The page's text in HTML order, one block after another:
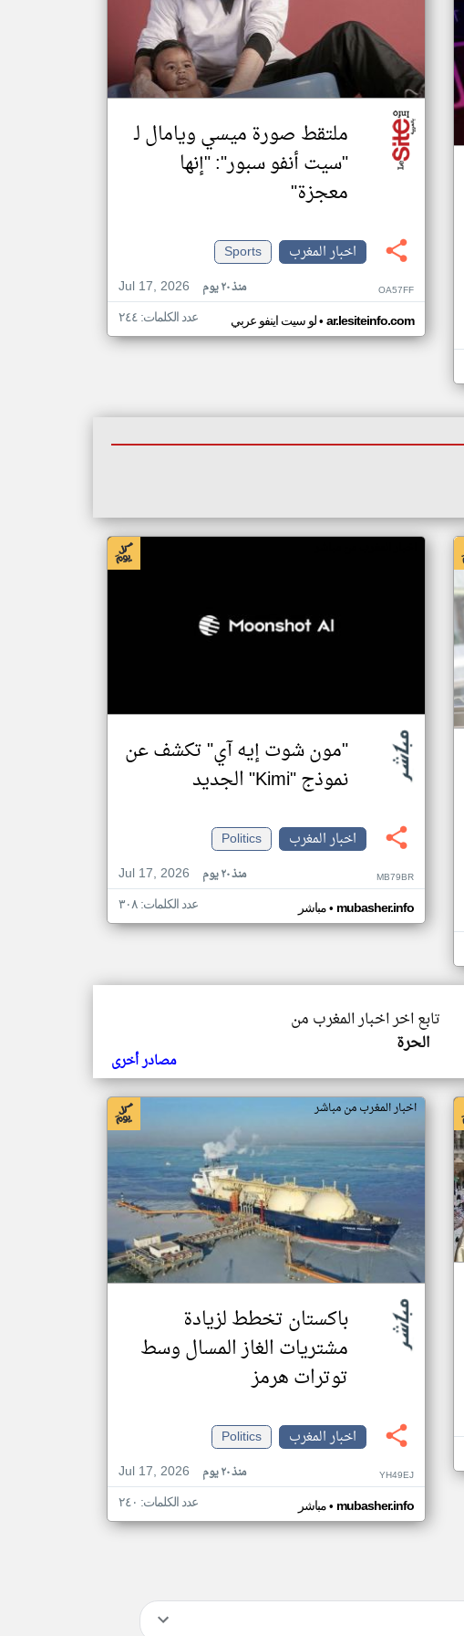
ملتقط صورة ميسي ويامال لـ
"سيت أنفو سبور": "إنها
معجزة"
اخبار المغرب
Sports
Jul 17, 2026
منذ ٢٠ يوم OA57FF
لو سيت اينفو عربي• ar.lesiteinfo.com عدد الكلمات: ٢٤٤
"مون شوت إيه آي" تكشف عن
نموذج "Kimi" الجديد
اخبار المغرب
Politics
Jul 17, 2026
منذ ٢٠ يوم MB79BR
مباشر• mubasher.info عدد الكلمات: ٣٠٨
تابع اخر اخبار المغرب من
الحرة
مصادر أخرى
اخبار المغرب من مباشر
باكستان تخطط لزيادة
مشتريات الغاز المسال وسط
توترات هرمز
اخبار المغرب
Politics
Jul 17, 2026
منذ ٢٠ يوم YH49EJ
مباشر• mubasher.info عدد الكلمات: ٢٤٠